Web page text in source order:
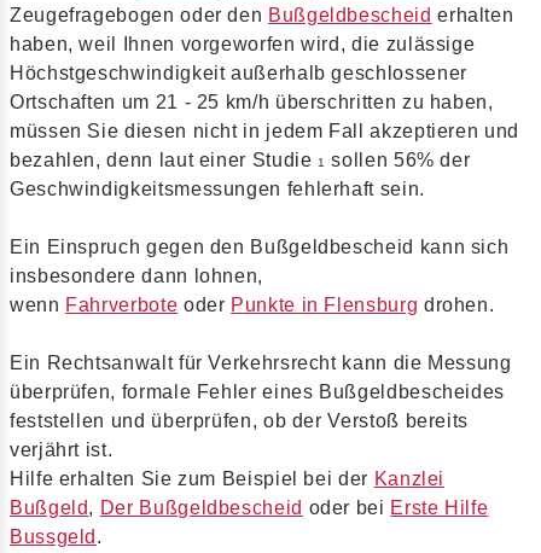
Zeugefragebogen oder den Bußgeldbescheid erhalten
haben, weil Ihnen vorgeworfen wird, die zulässige
Höchstgeschwindigkeit außerhalb geschlossener
Ortschaften um 21 - 25 km/h überschritten zu haben,
müssen Sie diesen nicht in jedem Fall akzeptieren und
bezahlen, denn laut einer Studie 1
sollen 56% der
Geschwindigkeitsmessungen fehlerhaft sein.
Ein Einspruch gegen den Bußgeldbescheid kann sich
insbesondere dann lohnen,
wenn Fahrverbote oder Punkte in Flensburg drohen.
Ein Rechtsanwalt für Verkehrsrecht kann die Messung
überprüfen, formale Fehler eines Bußgeldbescheides
feststellen und überprüfen, ob der Verstoß bereits
verjährt ist.
Hilfe erhalten Sie zum Beispiel bei der Kanzlei
Bußgeld, Der Bußgeldbescheid oder bei Erste Hilfe
Bussgeld .